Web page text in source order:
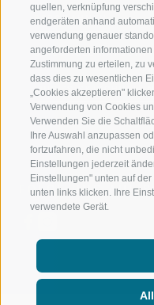
quellen, verknüpfung
endgeräten anhand
verwendung genauer
angeforderten
Zustimmung zu erteilen, zu
dass dies zu wesentlichen
„Cookies akzeptieren"
Verwendung von Cookies
Verwenden Sie die
Ihre Auswahl anzupassen
fortzufahren, die nicht
Einstellungen jederzeit
Einstellungen" unten auf
unten links klicken. Ihre
verwendete Gerät.
BERGBAHNEN
SKISCHULE
LUISL'S SKISCHULE
FOLGE UNS AUF